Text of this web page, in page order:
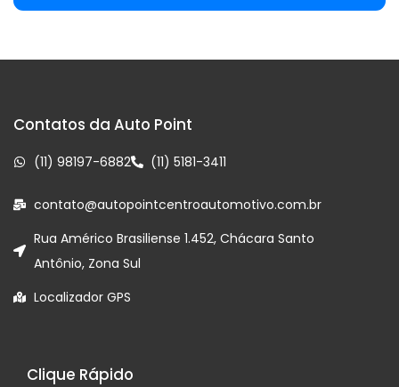
Contatos da Auto Point
(11) 98197-6882 (11) 5181-3411
contato@autopointcentroautomotivo.com.br
Rua Américo Brasiliense 1.452, Chácara Santo
Antônio, Zona Sul
Localizador GPS
Clique Rápido